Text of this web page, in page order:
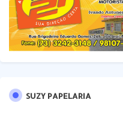
SUZY PAPELARIA